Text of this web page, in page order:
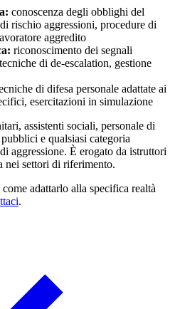
conoscenza degli obblighi del
rischio aggressioni, procedure di
aggredito
riconoscimento dei segnali
di de-escalation, gestione
di difesa personale adattate ai
esercitazioni in simulazione
assistenti sociali, personale di
e qualsiasi categoria
aggressione. È erogato da istruttori
nei settori di riferimento.
adattarlo alla specifica realtà
.